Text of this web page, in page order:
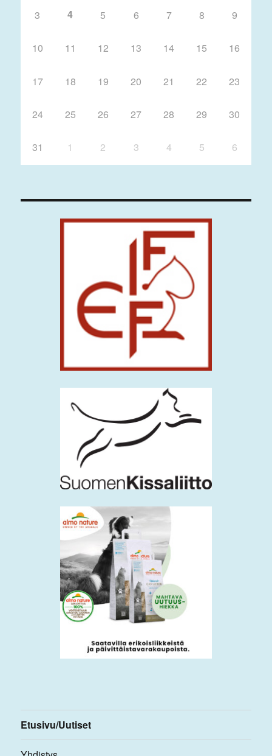
3 4 5 6 7 8 9
10 11 12 13 14 15 16
17 18 19 20 21 22 23
24 25 26 27 28 29 30
31 1 2 3 4 5 6
Etusivu/Uutiset